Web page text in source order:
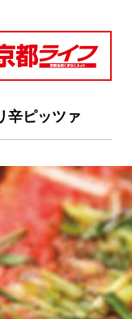
辛ピッツァ